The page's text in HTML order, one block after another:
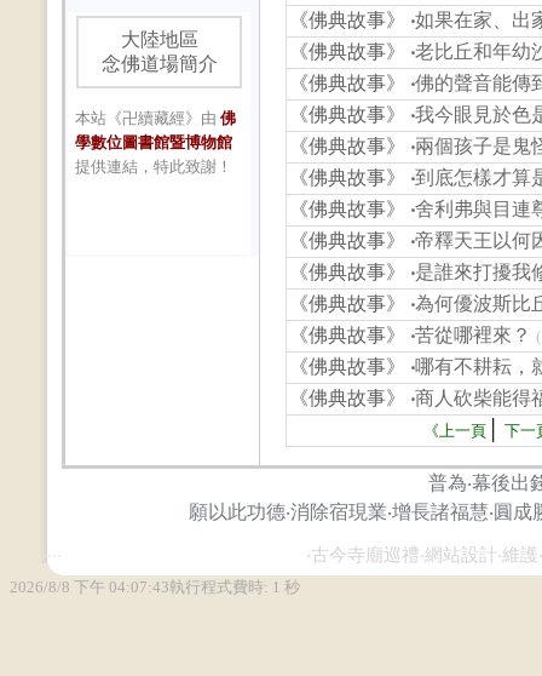
...
大陸地區
念佛道場簡介
本站《卍續藏經》由 佛
學數位圖書館暨博物館
提供連結，特此致謝！
《佛典故事》 ‧如果在家、出
《佛典故事》 ‧老比丘和年幼
《佛典故事》 ‧佛的聲音能傳
《佛典故事》 ‧我今眼見於色
《佛典故事》 ‧兩個孩子是鬼
《佛典故事》 ‧到底怎樣才算
《佛典故事》 ‧舍利弗與目連
《佛典故事》 ‧帝釋天王以何
《佛典故事》 ‧是誰來打擾我
《佛典故事》 ‧為何優波斯比
《佛典故事》 ‧苦從哪裡來？
《佛典故事》 ‧哪有不耕耘，
《佛典故事》 ‧商人砍柴能得
《上一頁│ 下一
普為‧幕後出
願以此功德‧消除宿現業‧增長諸福慧‧圓
‧古今寺廟巡禮‧網站設計‧維
2026/8/8 下午 04:07:43執行程式費時: 1 秒